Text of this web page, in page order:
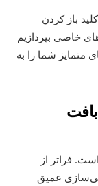
باز کردن
خاصی بپردازیم
متمایز شما را به
فراتر از
عمیق